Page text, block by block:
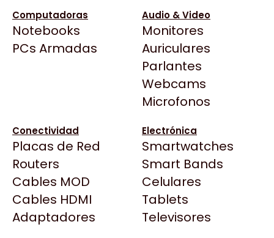
Computadoras
Notebooks
PCs Armadas
Audio & Video
Monitores
Auriculares
Parlantes
Webcams
Microfonos
Conectividad
Placas de Red
Routers
Cables MOD
Cables HDMI
Adaptadores
Electrónica
Smartwatches
Smart Bands
Celulares
Tablets
Televisores
BenQ
CX
Cooler Master
Deepcool
Dell
EVGA
Gamemax
Genesis
Genius
Todas las Tiendas
Click Gaming
Compufan Store
Dinobyte
Full H4rd
Gaming City
Gezatek
$46.580
Ver producto en la página de GoldenTech
Store